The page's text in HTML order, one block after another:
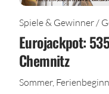
Spiele & Gewinner /
Eurojackpot:
Chemnitz
Sommer,